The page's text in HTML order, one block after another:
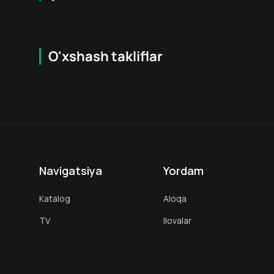
O'xshash takliflar
Navigatsiya
Katalog
TV
Yordam
Aloqa
Ilovalar